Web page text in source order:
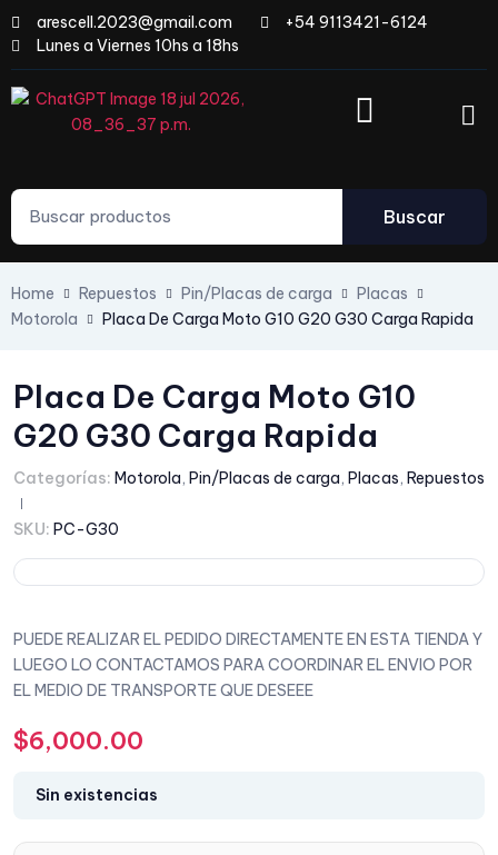
arescell.2023@gmail.com
+54 9113421-6124
Lunes a Viernes 10hs a 18hs
Buscar
Home Repuestos Pin/Placas de carga
Placas
Motorola
Placa De Carga Moto G10 G20 G30 Carga Rapida
Placa De Carga Moto G10
G20 G30 Carga Rapida
Categorías: Motorola, Pin/Placas de carga, Placas, Repuestos
SKU: PC-G30
PUEDE REALIZAR EL PEDIDO DIRECTAMENTE EN ESTA TIENDA Y
LUEGO LO CONTACTAMOS PARA COORDINAR EL ENVIO POR
EL MEDIO DE TRANSPORTE QUE DESEEE
$6,000.00
Sin existencias